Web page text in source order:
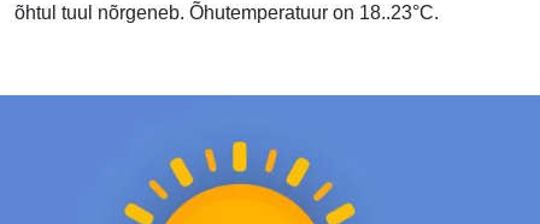
õhtul tuul nõrgeneb. Õhutemperatuur on 18..23°C.